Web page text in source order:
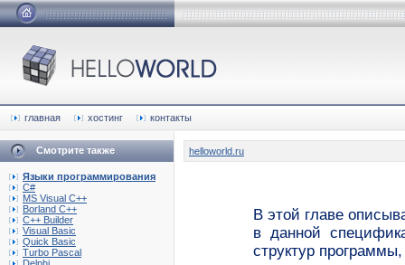
главная хостинг контакты
Смотрите также
Языки программирования
C#
MS Visual C++
Borland C++
C++ Builder
Visual Basic
Quick Basic
Turbo Pascal
helloworld.ru
В этой главе
в данной
структур